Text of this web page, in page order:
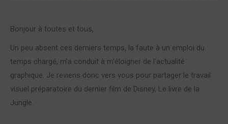
Bonjour à toutes et tous,
Un peu absent ces derniers temps, la faute à un emploi du
temps chargé, m’a conduit à m’éloigner de l’actualité
graphique. Je reviens donc vers vous pour partager le travail
visuel préparatoire du dernier film de Disney, Le livre de la
Jungle.